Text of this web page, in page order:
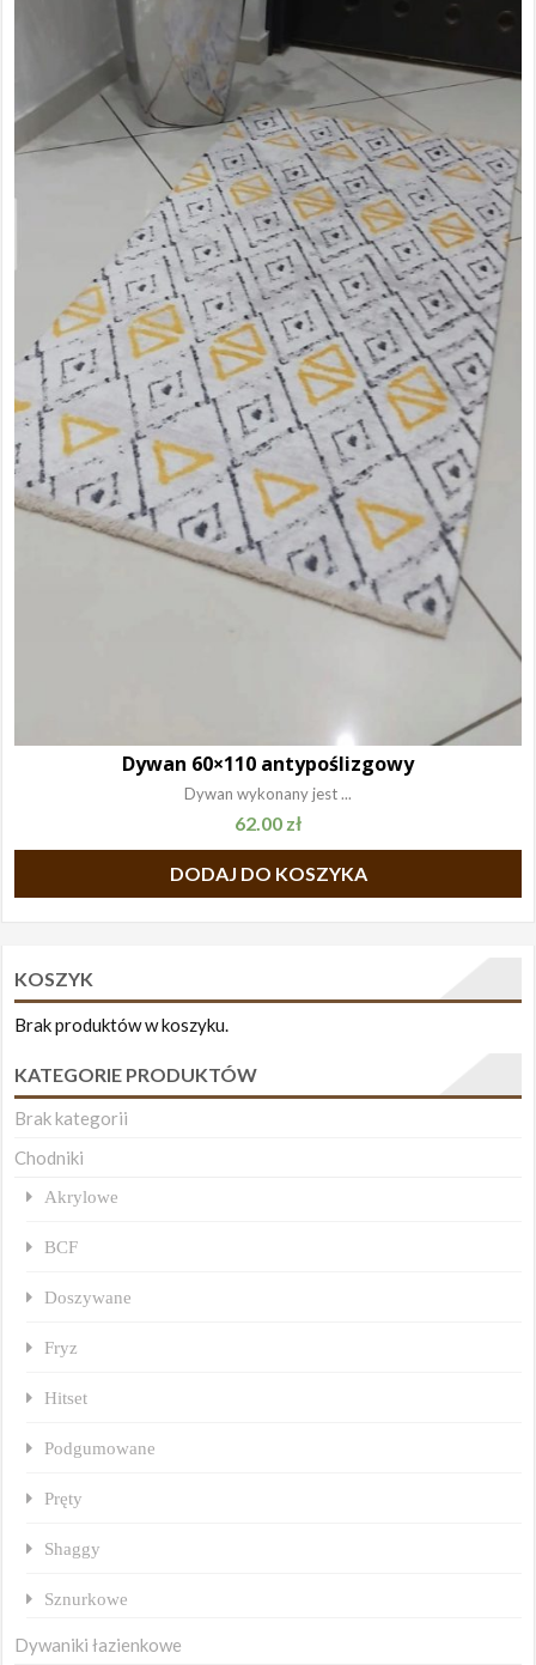
Dywan 60×110 antypoślizgowy
Dywan wykonany jest ...
62.00 zł
DODAJ DO KOSZYKA
KOSZYK
Brak produktów w koszyku.
KATEGORIE PRODUKTÓW
Brak kategorii
Chodniki
Akrylowe
BCF
Doszywane
Fryz
Hitset
Podgumowane
Pręty
Shaggy
Sznurkowe
Dywaniki łazienkowe